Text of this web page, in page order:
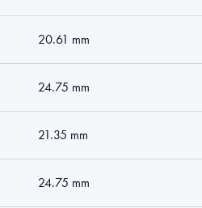
20.61 mm
24.75 mm
21.35 mm
24.75 mm